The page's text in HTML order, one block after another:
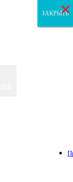
ЗАКРЫТЬ
ЗАКРЫТЬ
ЗАКРЫТЬ
×
×
×